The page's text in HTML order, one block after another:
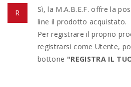
Sì, la M.A.B.E.F. offre la
line il prodotto acquistato.
Per registrare il proprio
registrarsi come Utente,
bottone "REGISTRA IL